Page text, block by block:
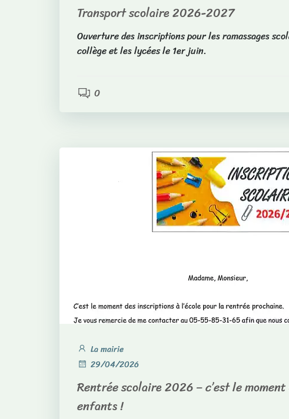
Transport scolaire 2026-2027
Ouverture des inscriptions pour les ramassages
collège et les lycées le 1er juin.
0
La mairie
29/04/2026
Rentrée scolaire 2026 – c’est le
enfants !